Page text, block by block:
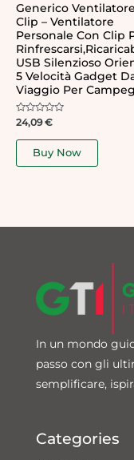
Generico
Clip – Ventilatore
Personale Con Clip
USB Silenzioso
5 Velocità Gadget
Viaggio Per
Rated
out
24,09€
Buy Now
In un mondo
passo con gli
semplificare,
Categories